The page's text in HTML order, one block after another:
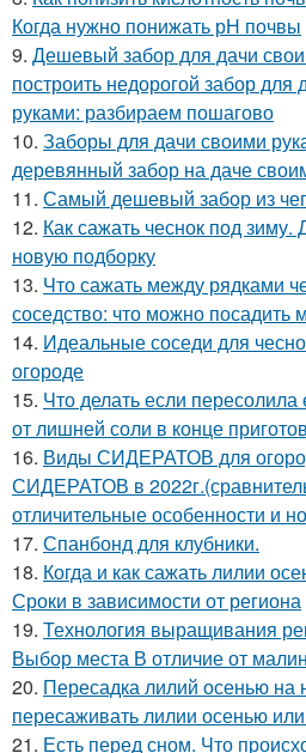
Когда нужно понижать рН почвы
9. Дешевый забор для дачи
построить недорогой забор
руками: разбираем пошагово
10. Заборы для дачи своими
деревянный забор на даче
11. Самый дешевый забор из
12. Как сажать чеснок под зиму.
новую подборку
13. Что сажать между рядками
соседство: что можно посадить
14. Идеальные соседи для
огороде
15. Что делать если
от лишней соли в конце
16. Виды СИДЕРАТОВ для
СИДЕРАТОВ в
отличительные особенности и
17. Спанбонд для клубники.
18. Когда и как сажать лилии
Сроки в зависимости от региона
19. Технология выращивания
Выбор места В отличие от
20. Пересадка лилий осенью на
пересаживать лилии осенью
21. Есть перед сном. Что